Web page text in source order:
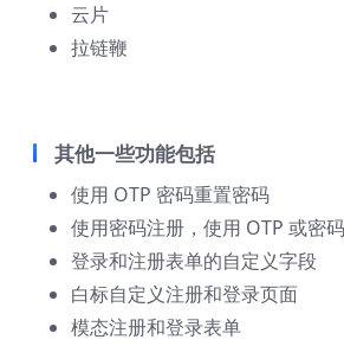
云片
拉链鞭
其他一些功能包括
使用 OTP 密码重置密码
使用密码注册，使用 OTP 或密
登录和注册表单的自定义字段
白标自定义注册和登录页面
模态注册和登录表单